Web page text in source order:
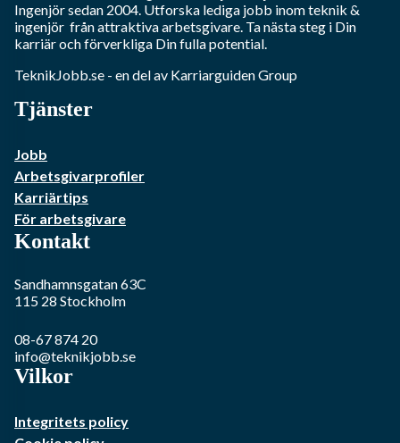
Ingenjörsedan 2004. Utforska lediga jobb inomteknik &
ingenjör från attraktiva arbetsgivare. Ta nästa steg i Din
karriär och förverkliga Din fulla potential.
TeknikJobb.se - en del av Karriarguiden Group
Tjänster
Jobb
Arbetsgivarprofiler
Karriärtips
För arbetsgivare
Kontakt
Sandhamnsgatan 63C
115 28 Stockholm
08-67 874 20
info@teknikjobb.se
Vilkor
Integritets policy